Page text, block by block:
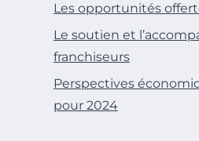
Les opportunités
Le soutien et
franchiseurs
Perspectives
pour 2024